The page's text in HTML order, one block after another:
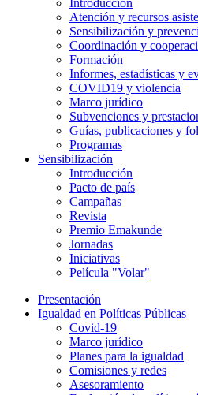
Atención y recursos
Sensibilización y
Coordinación y
Formación
Informes, estadísticas y
COVID19 y violencia
Marco jurídico
Subvenciones y
Guías, publicaciones y
Programas
Sensibilización
Introducción
Pacto de país
Campañas
Revista
Premio Emakunde
Jornadas
Iniciativas
Película "Volar"
Presentación
Igualdad en Políticas Públicas
Covid-19
Marco jurídico
Planes para la igualdad
Comisiones y redes
Asesoramiento